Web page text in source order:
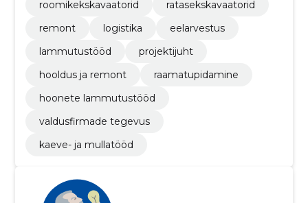
roomikekskavaatorid
ratasekskavaatorid
remont
logistika
eelarvestus
lammutustööd
projektijuht
hooldus ja remont
raamatupidamine
hoonete lammutustööd
valdusfirmade tegevus
kaeve- ja mullatööd